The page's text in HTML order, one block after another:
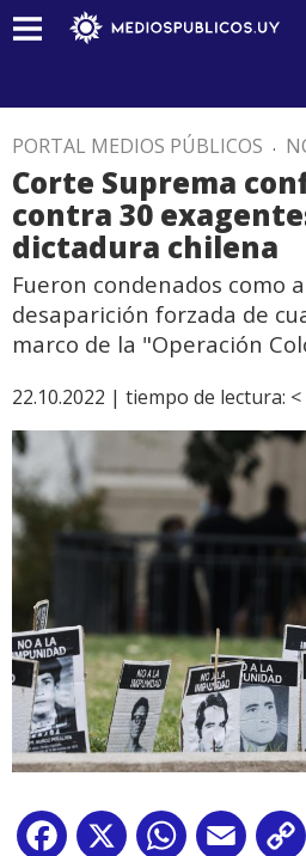
PORTAL MEDIOS PÚBLICOS .
Corte Suprema
contra 30
dictadura chilena
Fueron condenados como
desaparición forzada de
marco de la "Operación
22.10.2022 | tiempo de lectura: <
Facebook
X WhatsApp
Email